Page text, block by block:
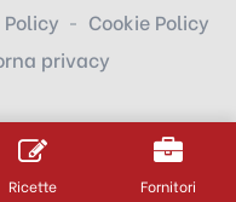
Cookie Policy
privacy
Ricette Fornitori